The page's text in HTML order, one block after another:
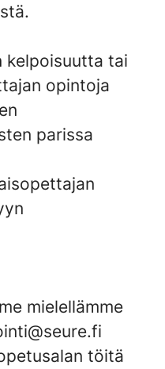
kelpoisuutta tai
opintoja
parissa
mielellämme
töitä